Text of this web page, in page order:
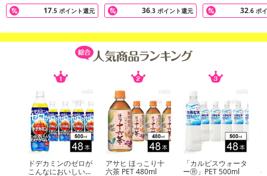
【キャンセルについて】
記載されている内容を必ずご確認いただき、お届けする商品セット
にご納得いただきましたうえでお申し込みください。
参考の掲載画像や画像内のバーコードなど、お届け商品と多少異な
る場合がございます。
また、[新たな加工食品の原料原産地表示制度]の経過措置期間の終
了により、商品詳細内に記載の原産国・原材料の表記が旧表記の場
合がございます。
あらかじめご了承いただいた上でお申込みください。なお、本理由
によるお申込み後のキャンセル・返品交換は対応いたしかねます。
17.5 ポイント還元 36.3 ポイント還元 32.6 ポ
ドデカミンのゼロが
こんなにおいしいわ
アサヒ ほっこり十
六茶 PET 480ml
「カルピスウォータ
ーⓇ」PET 500ml